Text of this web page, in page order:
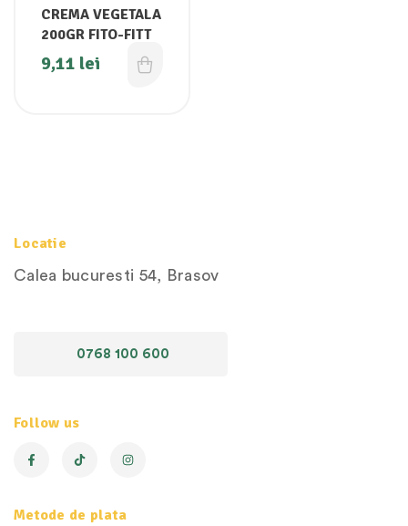
VEGANE
CREMA VEGETALA
200GR FITO-FITT
9,11 lei
Locatie
Calea bucuresti 54, Brasov
0768 100 600
Follow us
Metode de plata